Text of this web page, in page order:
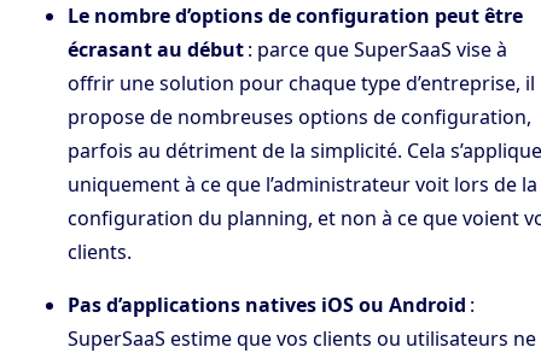
Le nombre d’options de configuration peut être
écrasant au début: parce que SuperSaaS vise à
offrir une solution pour chaque type d’entreprise, il
propose de nombreuses options de configuration,
parfois au détriment de la simplicité. Cela s’applique
uniquement à ce que l’administrateur voit lors de la
configuration du planning, et non à ce que voient
clients.
Pas d’applications natives iOS ou Android :
SuperSaaS estime que vos clients ou utilisateurs ne